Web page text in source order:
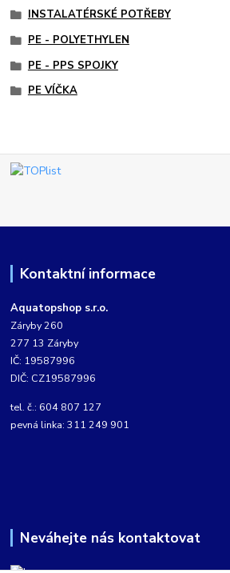
INSTALATÉRSKÉ POTŘEBY
PE - POLYETHYLEN
PE - PPS SPOJKY
PE VÍČKA
Kontaktní informace
Aquatopshop s.r.o.
Záryby 260
277 13 Záryby
IČ: 19587996
DIČ: CZ19587996
tel. č.: 604 807 127
pevná linka: 311 249 901
Neváhejte nás kontaktovat